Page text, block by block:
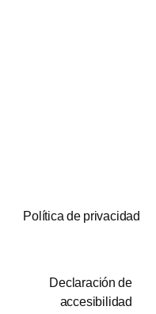
Política de privacidad
Declaración de
accesibilidad